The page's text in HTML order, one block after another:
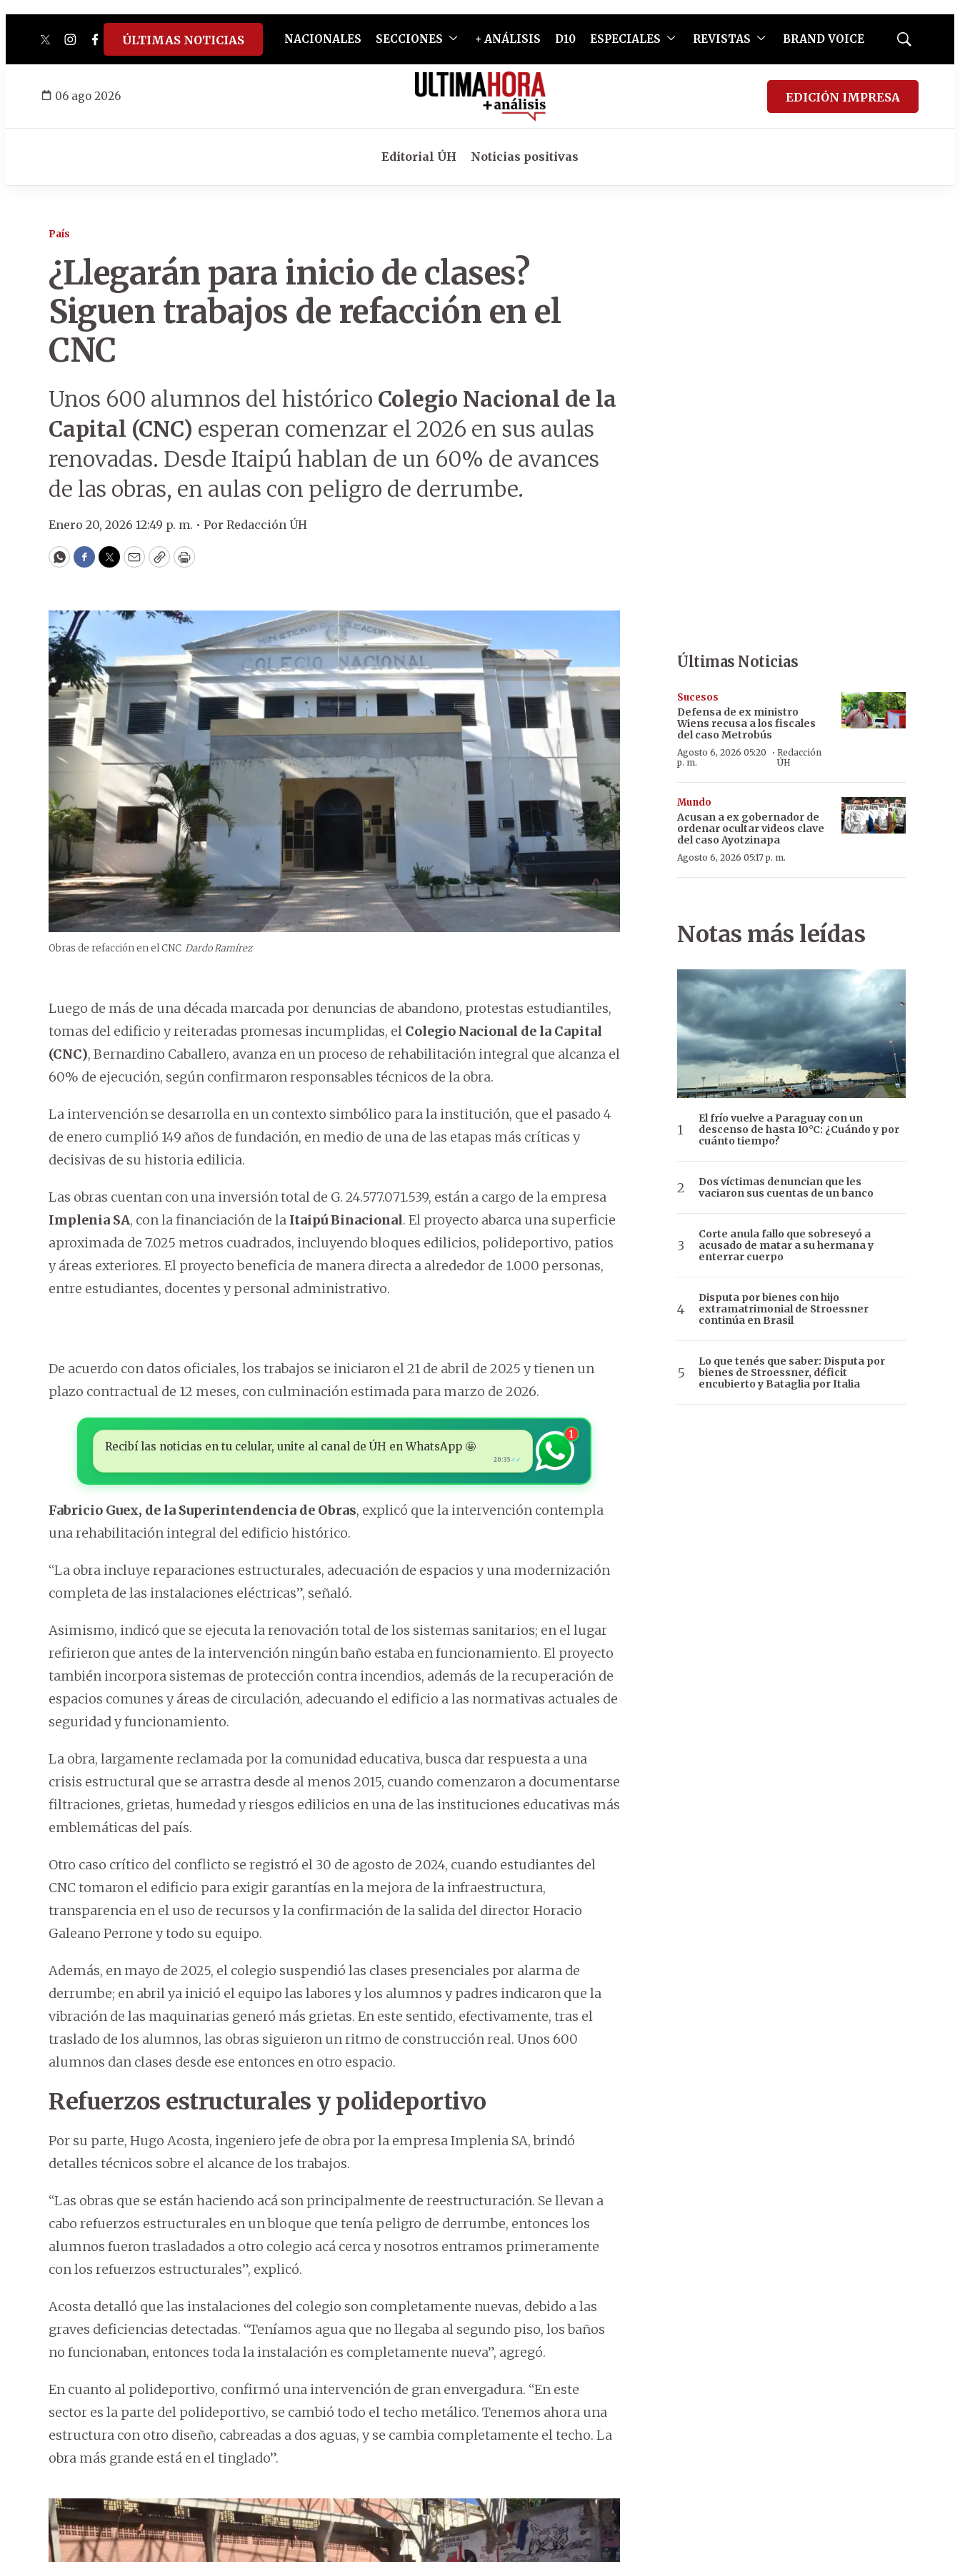
twitterinstagram
facebook
tiktokyoutube
spotify
ÚLTIMAS NOTICIAS NACIONALES SECCIONES + ANÁLISIS D10 ESPECIALES REVISTAS BRAND VOICE
Mostrar
06 ago 2026 EDICIÓN IMPRESA
Editorial ÚH Noticias positivas
País
¿Llegarán para inicio de clases?
Siguen trabajos de refacción en el
CNC
Unos 600 alumnos del histórico Colegio Nacional de la
Capital (CNC) esperan comenzar el 2026 en sus aulas
renovadas. Desde Itaipú hablan de un 60% de avances
de las obras, en aulas con peligro de derrumbe.
Enero 20, 2026 12:49 p. m. • Por Redacción ÚH
WhatsApp
Facebook
Twitter
EmailCopyPrint
Obras de refacción en el CNC Dardo Ramírez
Luego de más de una década marcada por denuncias de abandono, protestas estudiantiles,
tomas del edificio y reiteradas promesas incumplidas, el Colegio Nacional de la Capital
(CNC), Bernardino Caballero, avanza en un proceso de rehabilitación integral que alcanza el
60% de ejecución, según confirmaron responsables técnicos de la obra.
La intervención se desarrolla en un contexto simbólico para la institución, que el pasado 4
de enero cumplió 149 años de fundación, en medio de una de las etapas más críticas y
decisivas de su historia edilicia.
Las obras cuentan con una inversión total de G. 24.577.071.539, están a cargo de la empresa
Implenia SA, con la financiación de la Itaipú Binacional. El proyecto abarca una superficie
aproximada de 7.025 metros cuadrados, incluyendo bloques edilicios, polideportivo, patios
y áreas exteriores. El proyecto beneficia de manera directa a alrededor de 1.000 personas,
entre estudiantes, docentes y personal administrativo.
De acuerdo con datos oficiales, los trabajos se iniciaron el 21 de abril de 2025 y tienen un
plazo contractual de 12 meses, con culminación estimada para marzo de 2026.
Recibí las noticias en tu celular, unite al canal de ÚH en WhatsApp 🤩
20:35 ✓✓
1
Fabricio Guex, de la Superintendencia de Obras, explicó que la intervención contempla
una rehabilitación integral del edificio histórico.
“La obra incluye reparaciones estructurales, adecuación de espacios y una modernización
completa de las instalaciones eléctricas”, señaló.
Asimismo, indicó que se ejecuta la renovación total de los sistemas sanitarios; en el lugar
refirieron que antes de la intervención ningún baño estaba en funcionamiento. El proyecto
también incorpora sistemas de protección contra incendios, además de la recuperación de
espacios comunes y áreas de circulación, adecuando el edificio a las normativas actuales de
seguridad y funcionamiento.
La obra, largamente reclamada por la comunidad educativa, busca dar respuesta a una
crisis estructural que se arrastra desde al menos 2015, cuando comenzaron a documentarse
filtraciones, grietas, humedad y riesgos edilicios en una de las instituciones educativas más
emblemáticas del país.
Otro caso crítico del conflicto se registró el 30 de agosto de 2024, cuando estudiantes del
CNC tomaron el edificio para exigir garantías en la mejora de la infraestructura,
transparencia en el uso de recursos y la confirmación de la salida del director Horacio
Galeano Perrone y todo su equipo.
Además, en mayo de 2025, el colegio suspendió las clases presenciales por alarma de
derrumbe; en abril ya inició el equipo las labores y los alumnos y padres indicaron que la
vibración de las maquinarias generó más grietas. En este sentido, efectivamente, tras el
traslado de los alumnos, las obras siguieron un ritmo de construcción real. Unos 600
alumnos dan clases desde ese entonces en otro espacio.
Refuerzos estructurales y polideportivo
Por su parte, Hugo Acosta, ingeniero jefe de obra por la empresa Implenia SA, brindó
detalles técnicos sobre el alcance de los trabajos.
“Las obras que se están haciendo acá son principalmente de reestructuración. Se llevan a
cabo refuerzos estructurales en un bloque que tenía peligro de derrumbe, entonces los
alumnos fueron trasladados a otro colegio acá cerca y nosotros entramos primeramente
con los refuerzos estructurales”, explicó.
Acosta detalló que las instalaciones del colegio son completamente nuevas, debido a las
graves deficiencias detectadas. “Teníamos agua que no llegaba al segundo piso, los baños
no funcionaban, entonces toda la instalación es completamente nueva”, agregó.
En cuanto al polideportivo, confirmó una intervención de gran envergadura. “En este
sector es la parte del polideportivo, se cambió todo el techo metálico. Tenemos ahora una
estructura con otro diseño, cabreadas a dos aguas, y se cambia completamente el techo. La
obra más grande está en el tinglado”.
Últimas Noticias
Sucesos
Defensa de ex ministro
Wiens recusa a los fiscales
del caso Metrobús
Agosto 6, 2026 05:20
p. m.
· Redacción
ÚH
Mundo
Acusan a ex gobernador de
ordenar ocultar videos clave
del caso Ayotzinapa
Agosto 6, 2026 05:17 p. m.
Notas más leídas
El frío vuelve a Paraguay con un
descenso de hasta 10°C: ¿Cuándo y por
cuánto tiempo?
Dos víctimas denuncian que les
vaciaron sus cuentas de un banco
Corte anula fallo que sobreseyó a
acusado de matar a su hermana y
enterrar cuerpo
Disputa por bienes con hijo
extramatrimonial de Stroessner
continúa en Brasil
Lo que tenés que saber: Disputa por
bienes de Stroessner, déficit
encubierto y Bataglia por Italia